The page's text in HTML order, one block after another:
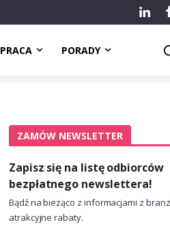
PRACA PORADY
ZAMÓW NEWSLETTER
Zapisz się na listę odbiorców
bezpłatnego newslettera!
Bądź na bieżąco z informacjami z
atrakcyjne rabaty.